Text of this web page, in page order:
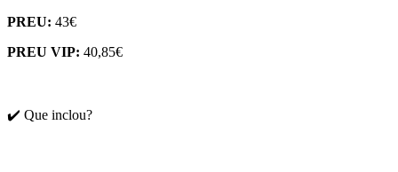
PREU: 43€
PREU VIP: 40,85€
✔️ Que inclou?